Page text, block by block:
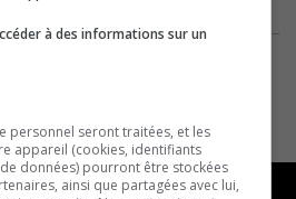
à des informations sur un
personnel seront traitées, et les
appareil (cookies, identifiants
données) pourront être stockées
ainsi que partagées avec lui,